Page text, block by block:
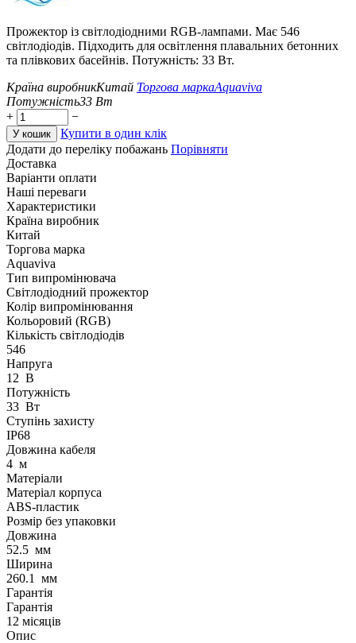
Прожектор із світлодіодними RGB-лампами. Має 546
світлодіодів. Підходить для освітлення плавальних бетонних
та плівкових басейнів. Потужність: 33 Вт.
Країна виробникКитай Торгова маркаAquaviva
Потужність33 Вт
+
−
У кошик
Купити в один клік
Додати до переліку побажань Порівняти
Доставка
Варіанти оплати
Наші переваги
Характеристики
Країна виробник
Китай
Торгова марка
Aquaviva
Тип випромінювача
Світлодіодний прожектор
Колір випромінювання
Кольоровий (RGB)
Кількість світлодіодів
546
Напруга
12 В
Потужність
33 Вт
Ступінь захисту
IP68
Довжина кабеля
4 м
Матеріали
Матеріал корпуса
ABS-пластик
Розмір без упаковки
Довжина
52.5 мм
Ширина
260.1
мм
Гарантія
Гарантія
12 місяців
Опис